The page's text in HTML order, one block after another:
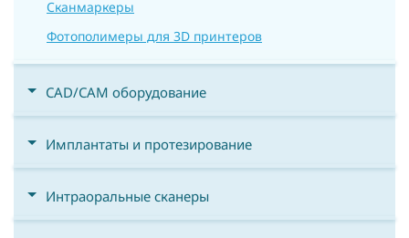
Сканмаркеры
Фотополимеры для 3D принтеров
CAD/CAM оборудование
Имплантаты и протезирование
Интраоральные сканеры